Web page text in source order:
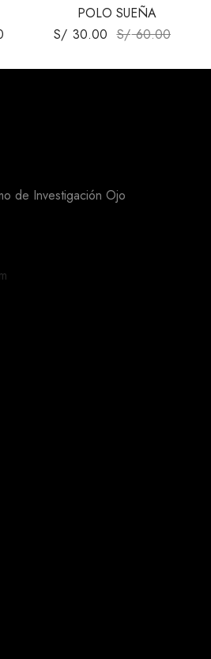
POLO SUEÑA
S/ 30.00 S/60.00
de Investigación Ojo